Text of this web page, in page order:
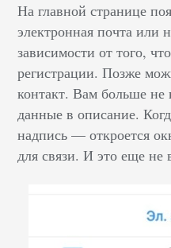
На главной странице
электронная почта или
зависимости от того,
регистрации. Позже
контакт. Вам больше
данные в описание.
надпись –– откроется
для связи. И это еще не